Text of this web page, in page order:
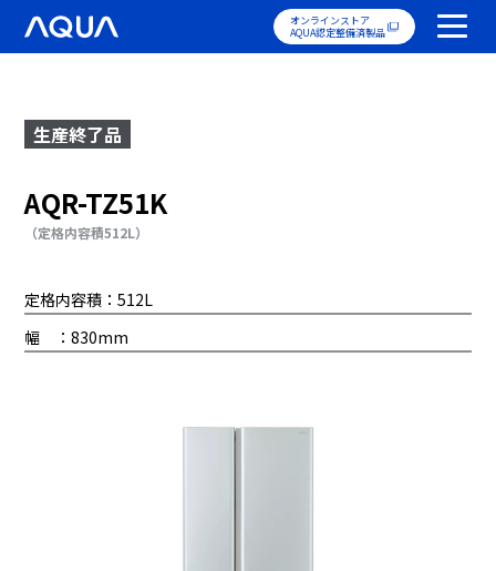
オンラインストア
AQUA認定整備済製品
生産終了品
AQR-TZ51K
（定格内容積512L）
定格内容積：512L
幅 ：830mm